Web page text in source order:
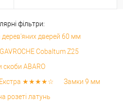
фільтри:
дерев'яних дверей 60 мм
Cobaltum Z25
скоби ABARO
Екстра ★★★★☆
Замки 9 мм
розеті латунь